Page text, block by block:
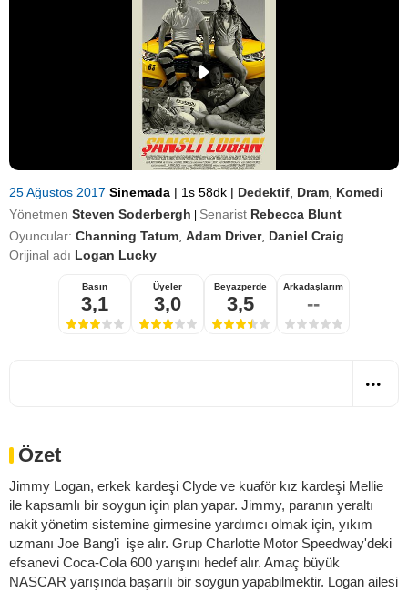
25 Ağustos 2017 Sinemada | 1s 58dk | Dedektif Dram Komedi
Yönetmen Steven Soderbergh Senarist Rebecca Blunt
Oyuncular: Channing Tatum Adam Driver, Daniel Craig
Orijinal adı Logan Lucky
Basın
3,1
Üyeler
3,0
Beyazperde
3,5
Arkadaşlarım
--
Özet
Jimmy Logan, erkek kardeşi Clyde ve kuaför kız kardeşi Mellie
ile kapsamlı bir soygun için plan yapar. Jimmy, paranın yeraltı
nakit yönetim sistemine girmesine yardımcı olmak için, yıkım
uzmanı Joe Bang'i işe alır. Grup Charlotte Motor Speedway'deki
efsanevi Coca-Cola 600 yarışını hedef alır. Amaç büyük
NASCAR yarışında başarılı bir soygun yapabilmektir. Logan ailesi